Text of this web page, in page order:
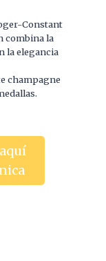
Constant
combina la
la elegancia
champagne